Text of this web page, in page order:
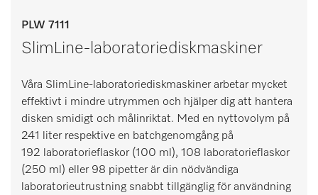
PLW 7111
SlimLine-laboratoriediskmaskiner
Våra SlimLine-laboratoriediskmaskiner arbetar mycket
effektivt i mindre utrymmen och hjälper dig att hantera
disken smidigt och målinriktat. Med en nyttovolym på
241 liter respektive en batchgenomgång på
192 laboratorieflaskor (100 ml), 108 laboratorieflaskor
(250 ml) eller 98 pipetter är din nödvändiga
laboratorieutrustning snabbt tillgänglig för användning